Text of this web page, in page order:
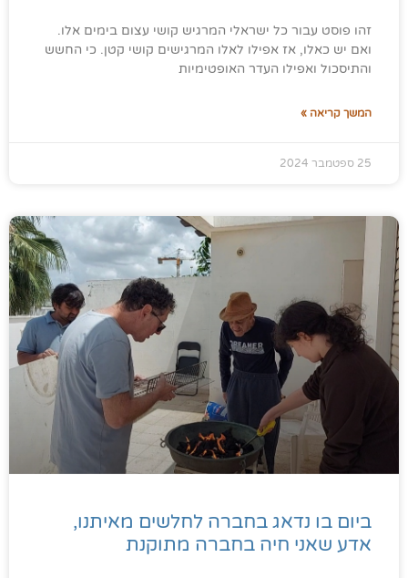
זהו פוסט עבור כל ישראלי המרגיש קושי עצום בימים אלו.
ואם יש כאלו, אז אפילו לאלו המרגישים קושי קטן. כי החשש
והתיסכול ואפילו העדר האופטימיות
המשך קריאה »
25 ספטמבר 2024
ביום בו נדאג בחברה לחלשים מאיתנו,
אדע שאני חיה בחברה מתוקנת